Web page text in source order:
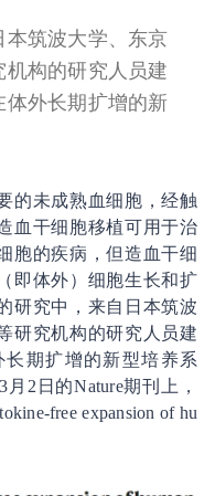
筑波大学、东京
构的研究人员建
外长期扩增的新
的未成熟血细胞，经触
血干细胞移植可用于治
胞的疾病，但造血干细
即体外）细胞生长和扩
研究中，来自日本筑波
研究机构的研究人员建
期扩增的新型培养系
2日的Nature期刊上，
free expansion of hu